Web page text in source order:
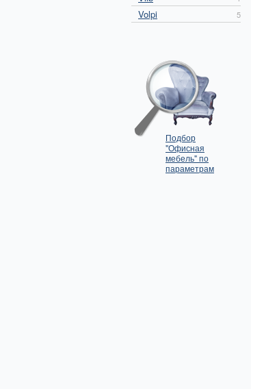
Volpi 5
Подбор
"Офисная
мебель" по
параметрам